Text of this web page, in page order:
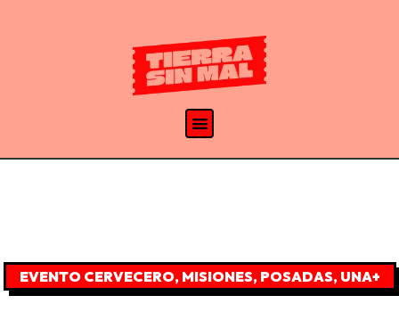
EVENTO CERVECERO, MISIONES, POSADAS, UNA+